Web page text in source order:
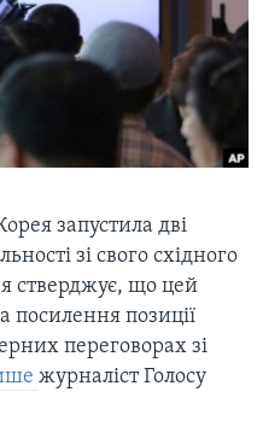
запустила дві
зі свого східного
стверджує, що цей
позиції
переговорах зі
журналіст Голосу